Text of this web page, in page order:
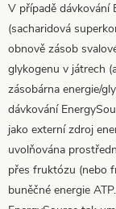
V případě dávkování
(sacharidová
obnově zásob
glykogenu v játrech
zásobárna energie/
dávkování
jako externí zdroj
uvolňována
přes fruktózu (nebo
buněčné energie ATP.